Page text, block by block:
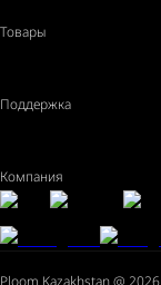
Товары
Поддержка
Компания
Ploom Kazakhstan @ 2026